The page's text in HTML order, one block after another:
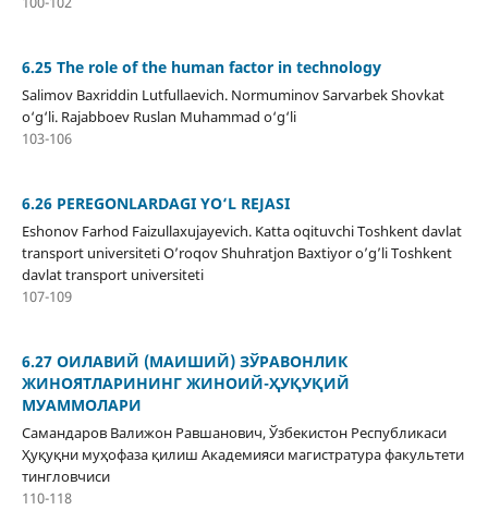
6.25 The role of the human factor in technology
Salimov Baxriddin Lutfullaevich. Normuminov Sarvarbek Shovkat
o‘g‘li. Rajabboev Ruslan Muhammad o‘g‘li
103-106
6.26 PEREGONLARDAGI YO‘L REJASI
Eshonov Farhod Faizullaxujayevich. Katta oqituvchi Toshkent davlat
transport universiteti O’roqov Shuhratjon Baxtiyor o’g’li Toshkent
davlat transport universiteti
107-109
6.27 ОИЛАВИЙ (МАИШИЙ) ЗЎРАВОНЛИК
ЖИНОЯТЛАРИНИНГ ЖИНОИЙ-ҲУҚУҚИЙ
МУАММОЛАРИ
Самандаров Валижон Равшанович, Ўзбекистон Республикаси
Ҳуқуқни муҳофаза қилиш Академияси магистратура факультети
тингловчиси
110-118